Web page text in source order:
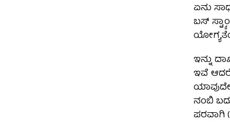
ಏನು
ಬಸ್
ಇನ್ನು
ಇವೆ ಆದರೆ
ನಂಬಿ
ಪರವಾಗಿ